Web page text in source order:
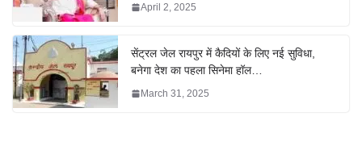
April 2, 2025
सेंट्रल जेल रायपुर में कैदियों के लिए नई सुविधा,
बनेगा देश का पहला सिनेमा हॉल…
March 31, 2025